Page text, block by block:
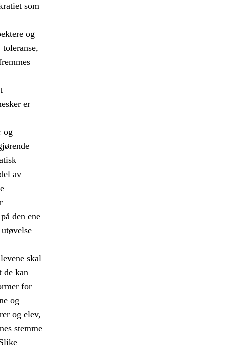
som
og
er
og
av
den ene
skal
de kan
for
og
og elev,
stemme